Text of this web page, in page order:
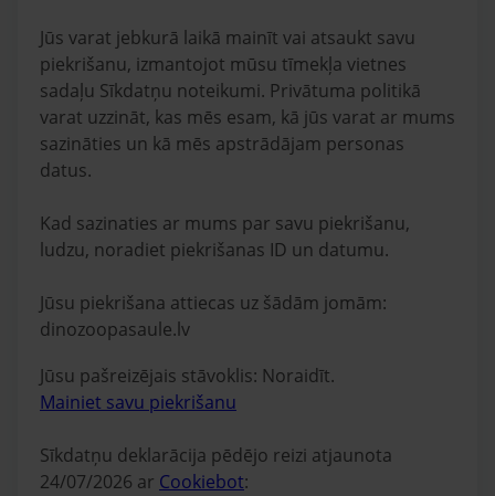
Jūs varat jebkurā laikā mainīt vai atsaukt savu
piekrišanu, izmantojot mūsu tīmekļa vietnes
sadaļu Sīkdatņu noteikumi. Privātuma politikā
varat uzzināt, kas mēs esam, kā jūs varat ar mums
sazināties un kā mēs apstrādājam personas
datus.
Kad sazinaties ar mums par savu piekrišanu,
ludzu, noradiet piekrišanas ID un datumu.
Jūsu piekrišana attiecas uz šādām jomām:
dinozoopasaule.lv
Jūsu pašreizējais stāvoklis: Noraidīt.
Mainiet savu piekrišanu
Sīkdatņu deklarācija pēdējo reizi atjaunota
24/07/2026 ar Cookiebot: